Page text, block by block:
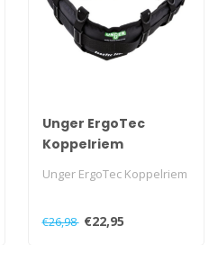
Unger ErgoTec
Koppelriem
Unger ErgoTec Koppelriem
€26,98 €22,95